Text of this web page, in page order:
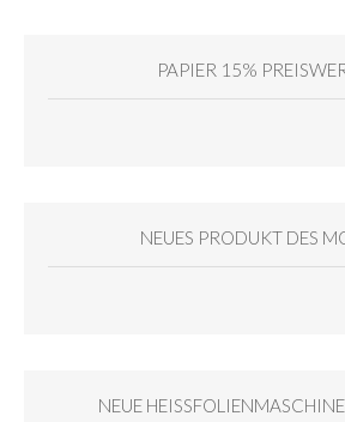
PAPIER 15%
NEUES PRODUKT DES
NEUE